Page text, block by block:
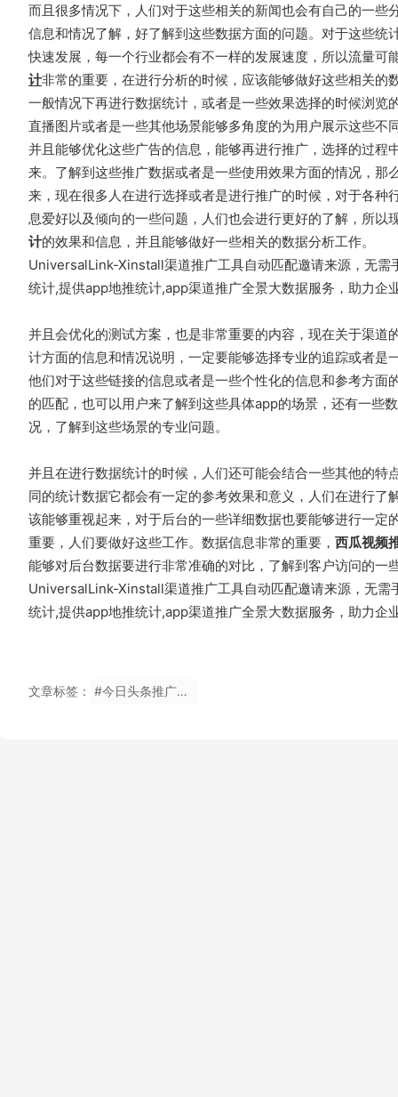
而且很多情况下，人们对于这些相关的新闻也会有自己的一
信息和情况了解，好了解到这些数据方面的问题。对于这些
快速发展，每一个行业都会有不一样的发展速度，所以流量
计非常的重要，在进行分析的时候，应该能够做好这些相关
一般情况下再进行数据统计，或者是一些效果选择的时候浏
直播图片或者是一些其他场景能够多角度的为用户展示这些不
并且能够优化这些广告的信息，能够再进行推广，选择的过
来。了解到这些推广数据或者是一些使用效果方面的情况，
来，现在很多人在进行选择或者是进行推广的时候，对于各
息爱好以及倾向的一些问题，人们也会进行更好的了解，所
计的效果和信息，并且能够做好一些相关的数据分析工作。
UniversalLink-Xinstall渠道推广工具自动匹配邀请来源，无
统计,提供app地推统计,app渠道推广全景大数据服务，助力
并且会优化的测试方案，也是非常重要的内容，现在关于渠
计方面的信息和情况说明，一定要能够选择专业的追踪或者
他们对于这些链接的信息或者是一些个性化的信息和参考方
的匹配，也可以用户来了解到这些具体app的场景，还有一些
况，了解到这些场景的专业问题。
并且在进行数据统计的时候，人们还可能会结合一些其他的
同的统计数据它都会有一定的参考效果和意义，人们在进行
该能够重视起来，对于后台的一些详细数据也要能够进行一
重要，人们要做好这些工作。数据信息非常的重要， 西瓜视频
能够对后台数据要进行非常准确的对比，了解到客户访问的一
UniversalLink-Xinstall渠道推广工具自动匹配邀请来源，无
统计,提供app地推统计,app渠道推广全景大数据服务，助力
文章标签： #今日头条推广效果统计